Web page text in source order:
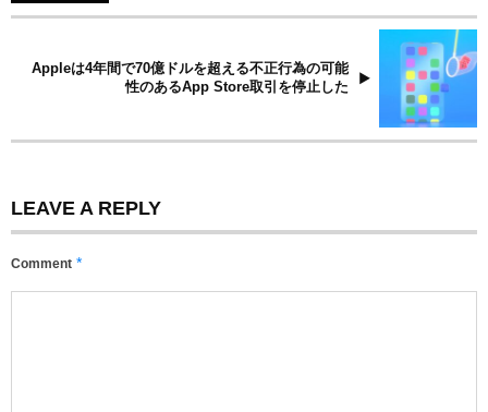
Appleは4年間で70億ドルを超える不正行為の可能
性のあるApp Store取引を停止した
LEAVE A REPLY
Comment *